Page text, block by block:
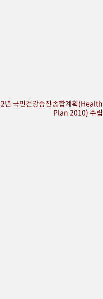
년 국민건강증진종합계획(Health
Plan 2010) 수립